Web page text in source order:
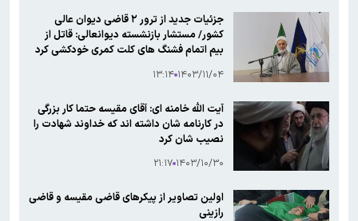
جزئیات جدید از ترور ۲ قاضی دیوان عالی
کشور/ مستشار بازنشسته دیوانعالی: قاتل از
بیم اتمام فشنگ های کلت کمری خودکشی کرد
۱۴۰۳/۱۱/۰۴ ۱۳:۱۴
آیت الله خامنه ای: آقای مقیسه حتما کار بزرگی
در کارنامه شان داشته اند که خداوند شهادت را
نصیب شان کرد
۱۴۰۳/۱۰/۳۰ ۲۱:۱۷
اولین تصاویر از پیکرهای قاضی مقیسه و قاضی
رازینی